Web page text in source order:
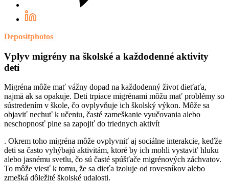
Depositphotos
Vplyv migrény na školské a každodenné aktivity
detí
Migréna môže mať vážny dopad na každodenný život dieťaťa,
najmä ak sa opakuje. Deti trpiace migrénami môžu mať problémy so
sústredením v škole, čo ovplyvňuje ich školský výkon. Môže sa
objaviť nechuť k učeniu, časté zameškanie vyučovania alebo
neschopnosť plne sa zapojiť do triednych aktivít
. Okrem toho migréna môže ovplyvniť aj sociálne interakcie, keďže
deti sa často vyhýbajú aktivitám, ktoré by ich mohli vystaviť hluku
alebo jasnému svetlu, čo sú časté spúšťače migrénových záchvatov.
To môže viesť k tomu, že sa dieťa izoluje od rovesníkov alebo
zmešká dôležité školské udalosti.